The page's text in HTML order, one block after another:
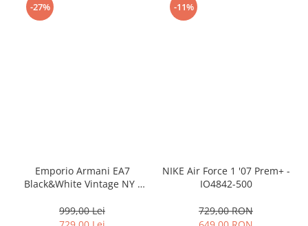
-27%
Emporio Armani EA7
Black&White Vintage NY -
999,00 Lei
-11%
NIKE Air Force 1 '07 Prem+ -
IO4842-500
729,00 RON